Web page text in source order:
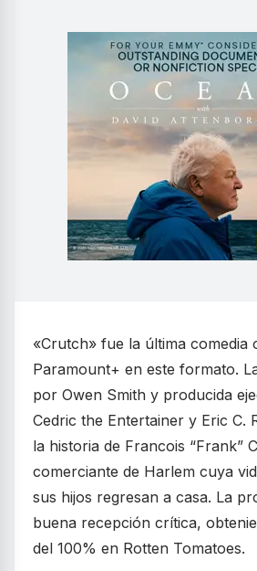
«Crutch» fue la última comedia
Paramount+ en este formato.
por Owen Smith y producida
Cedric the Entertainer y Eric C.
la historia de Francois “Frank”
comerciante de Harlem cuya
sus hijos regresan a casa. La
buena recepción crítica,
del 100% en Rotten Tomatoes.